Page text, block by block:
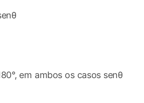
em ambos os casos senθ